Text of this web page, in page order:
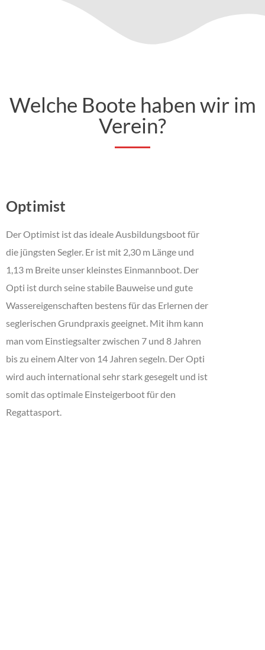
Welche Boote haben wir im
Verein?
Optimist
Der Optimist ist das ideale Ausbildungsboot für
die jüngsten Segler. Er ist mit 2,30 m Länge und
1,13 m Breite unser kleinstes Einmannboot. Der
Opti ist durch seine stabile Bauweise und gute
Wassereigenschaften bestens für das Erlernen der
seglerischen Grundpraxis geeignet. Mit ihm kann
man vom Einstiegsalter zwischen 7 und 8 Jahren
bis zu einem Alter von 14 Jahren segeln. Der Opti
wird auch international sehr stark gesegelt und ist
somit das optimale Einsteigerboot für den
Regattasport.